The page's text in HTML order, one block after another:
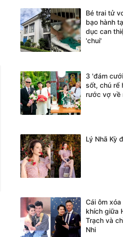
Bé trai tử
bạo hành
dục can
'chui'
3 'đám
sốt, chú rể
rước vợ về
Lý Nhã Kỳ
Cái ôm
khích giữa
Trạch và
Nhi